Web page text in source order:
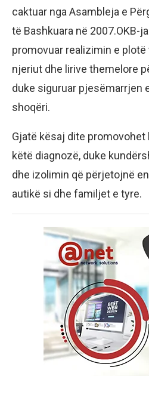
caktuar nga Asambleja e
të Bashkuara në 2007.OKB-
promovuar realizimin e
njeriut dhe lirive themelore
duke siguruar pjesëmarrjen
shoqëri.
Gjatë kësaj dite
këtë diagnozë, duke
dhe izolimin që përjetojnë
autikë si dhe familjet e tyre.